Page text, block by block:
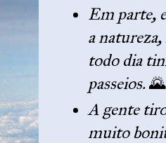
Em parte,
a natureza,
todo dia
passeios.🌄
A gente
muito